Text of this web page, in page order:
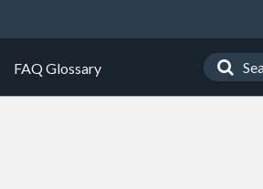
FAQ Glossary